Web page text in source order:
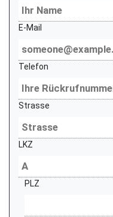
E-Mail
Telefon
Strasse
LKZ
PLZ